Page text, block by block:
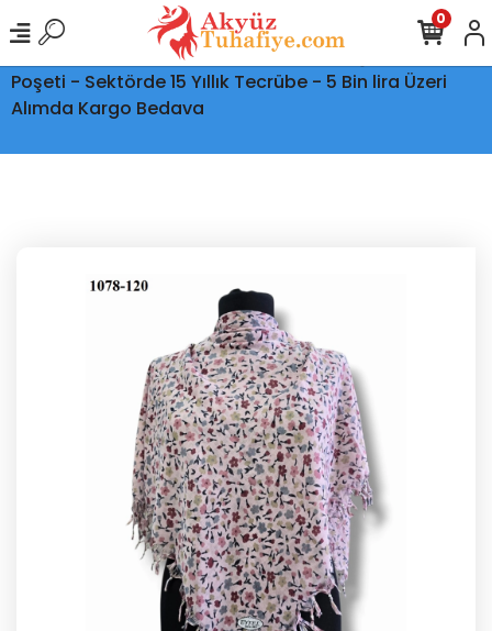
Ptt Kargo İle Tüm Türkiye'ye Teslimat - Şeffaf Kargo
Poşeti - Sektörde 15 Yıllık Tecrübe - 5 Bin lira Üzeri
Alımda Kargo Bedava
0